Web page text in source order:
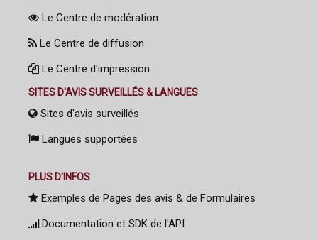
Le Centre de modération
Le Centre de diffusion
Le Centre d'impression
SITES D'AVIS SURVEILLÉS & LANGUES
Sites d'avis surveillés
Langues supportées
PLUS D'INFOS
Exemples de Pages des avis & de Formulaires
Documentation et SDK de l'API